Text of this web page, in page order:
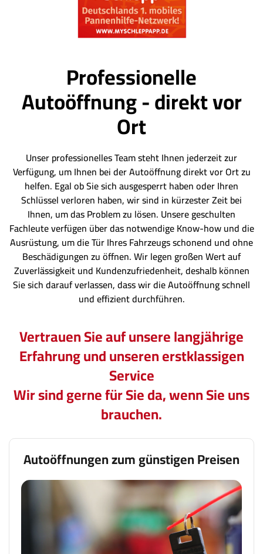
Professionelle
Autoöffnung - direkt vor
Ort
Unser professionelles Team steht Ihnen jederzeit zur
Verfügung, um Ihnen bei der Autoöffnung direkt vor Ort zu
helfen. Egal ob Sie sich ausgesperrt haben oder Ihren
Schlüssel verloren haben, wir sind in kürzester Zeit bei
Ihnen, um das Problem zu lösen. Unsere geschulten
Fachleute verfügen über das notwendige Know-how und die
Ausrüstung, um die Tür Ihres Fahrzeugs schonend und ohne
Beschädigungen zu öffnen. Wir legen großen Wert auf
Zuverlässigkeit und Kundenzufriedenheit, deshalb können
Sie sich darauf verlassen, dass wir die Autoöffnung schnell
und effizient durchführen.
Vertrauen Sie auf unsere langjährige
Erfahrung und unseren erstklassigen
Service
Wir sind gerne für Sie da, wenn Sie uns
brauchen.
Autoöffnungen zum günstigen Preisen